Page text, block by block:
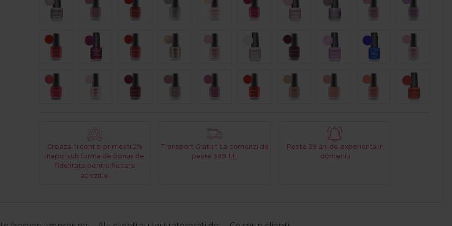
Creaza-ti cont si primesti 2%
inapoi sub forma de bonus de
fidelitate pentru fiecare
achizitie.
Transport Gratuit La comenzi de
peste 399 LEI
Peste 29 ani de experienta in
domeniu